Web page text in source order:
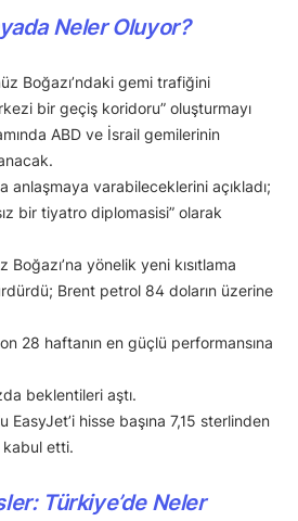
Neler Oluyor?
Boğazı’ndaki gemi trafiğini
bir geçiş koridoru” oluşturmayı
ABD ve İsrail gemilerinin
anlaşmaya varabileceklerini açıkladı;
bir tiyatro diplomasisi” olarak
yönelik yeni kısıtlama
Brent petrol 84 doların üzerine
28 haftanın en güçlü performansına
beklentileri aştı.
hisse başına 7,15 sterlinden
kabul etti.
Türkiye’de Neler